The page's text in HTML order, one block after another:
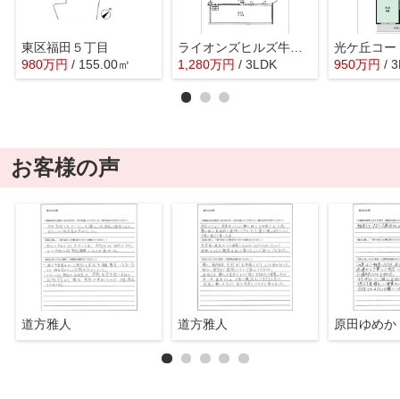
東区福田５丁目
980万円 / 155.00㎡
ライオンズヒルズ牛田早稲田
1,280万円 / 3LDK 950万円 /
お客様の声
道方雅人 道方雅人 原田ゆめか